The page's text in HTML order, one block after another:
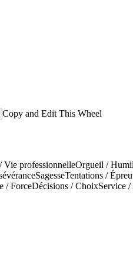
Copy and Edit This Wheel
Vie professionnelleOrgueil /
SagesseTentations /
/ ForceDécisions / ChoixService